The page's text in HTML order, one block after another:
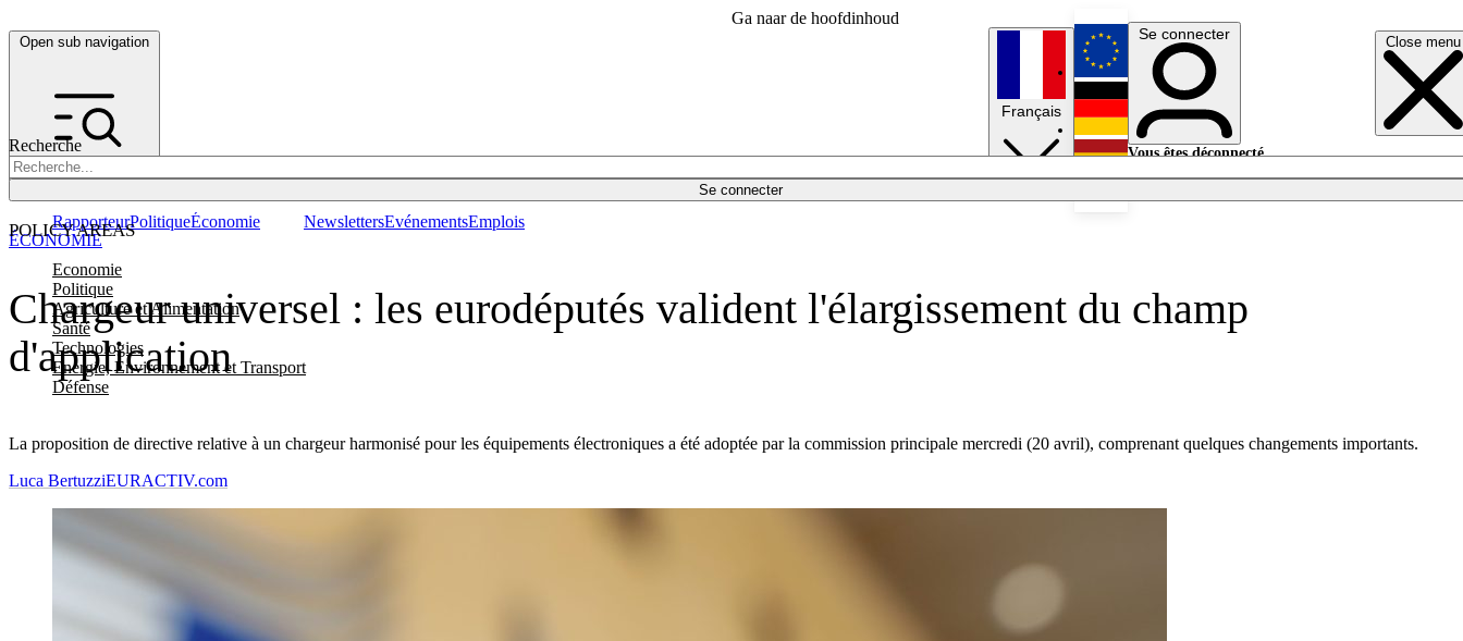
Ga naar de hoofdinhoud
Open sub navigation Close menu
Recherche
Se connecter
POLICY AREAS
Economie
Politique
Agriculture et Alimentation
Santé
Technologies
Energie, Environnement et Transport
Défense
RapporteurPolitiqueÉconomie NewslettersEvénementsEmplois
Français
English
Deutsch
Se connecter
Vous êtes déconnecté.
Chargeur universel : les eurodéputés valident l'élargissement du champ
d'application
La proposition de directive relative à un chargeur harmonisé pour les équipements électroniques a été adoptée par la commission principale mercredi (20 avril), comprenant quelques changements importants.
ÉCONOMIE
Luca BertuzziEURACTIV.com